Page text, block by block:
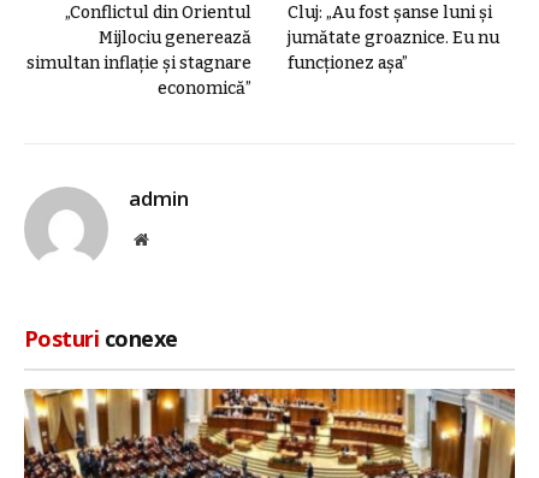
„Conflictul din Orientul
Mijlociu generează
simultan inflație și stagnare
economică”
Cluj: „Au fost șanse luni și
jumătate groaznice. Eu nu
funcționez așa”
admin
Site
Posturi conexe